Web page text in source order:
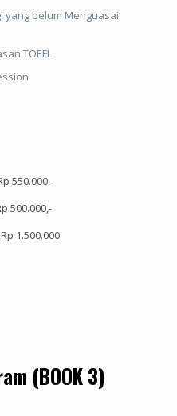
yang belum Menguasai
TOEFL
500.000,-
(BOOK 3)